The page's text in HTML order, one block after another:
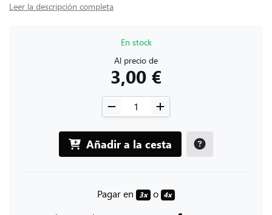
Leer la descripción completa
En stock
Al precio de
3,00 €
Añadir a la cesta
Pagar en 3x o 4x